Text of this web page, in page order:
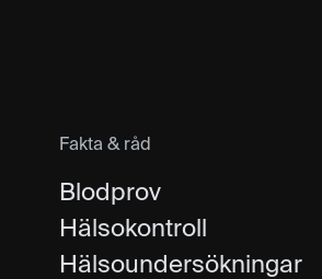
Fakta & råd
Blodprov
Hälsokontroll
Hälsoundersökningar